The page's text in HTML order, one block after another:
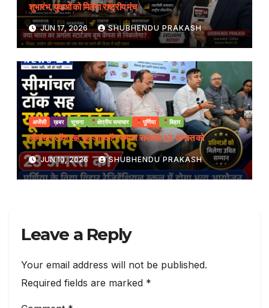
शुभारंभ, युवाओं को मिलेगा राष्ट्रीय मंच
JUN 17, 2026 SHUBHENDU PRAKASH
अजेंसी ख़बर सूचना क्षेत्रीय समाचार पूर्णिया बिहार
सीमांचल टॉक सह यूथ आइकॉन सम्मान समारोह 23 अगस्त को
JUN 10, 2026 SHUBHENDU PRAKASH
Leave a Reply
Your email address will not be published.
Required fields are marked *